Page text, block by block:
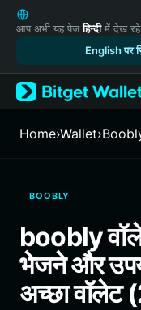
English
日本語
Русский
Español
Türkçe
Italiano
繁體中文
Português (Portugal)
Bahasa Indonesia
ภาษาไทย
आप अभी यह पेजहिन्दीमें देख रहे
English पर
Home›Wallet›
BOOBLY
boobly
भेजने और
अच्छा वॉलेट